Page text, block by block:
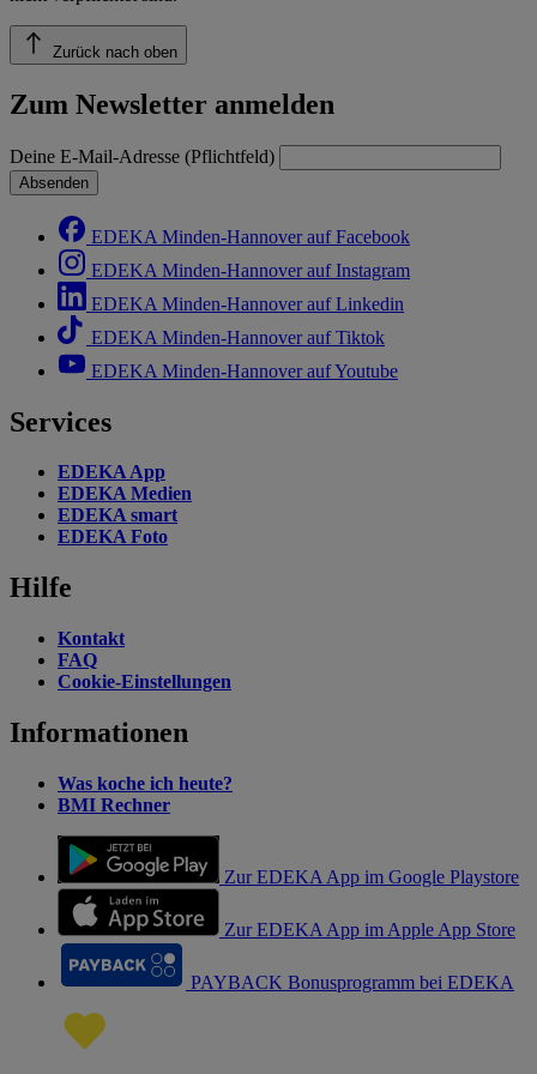
Zurück nach oben
Zum Newsletter anmelden
Deine E-Mail-Adresse (Pflichtfeld)
Absenden
EDEKA Minden-Hannover auf Facebook
EDEKA Minden-Hannover auf Instagram
EDEKA Minden-Hannover auf Linkedin
EDEKA Minden-Hannover auf Tiktok
EDEKA Minden-Hannover auf Youtube
Services
EDEKA App
EDEKA Medien
EDEKA smart
EDEKA Foto
Hilfe
Kontakt
FAQ
Cookie-Einstellungen
Informationen
Was koche ich heute?
BMI Rechner
Zur EDEKA App im Google Playstore
Zur EDEKA App im Apple App Store
PAYBACK Bonusprogramm bei EDEKA